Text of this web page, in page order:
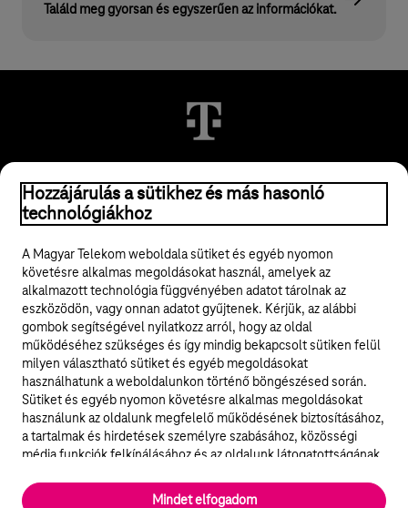
Találd meg gyorsan és egyszerűen az információkat.
© 2026 Magyar Telekom Nyrt.
ÁSZF
Adatvédelem
Felhívások
Hírlevél
Közösségi média
Cookie beállítások
Hozzájárulás a sütikhez és más hasonló
technológiákhoz
A Magyar Telekom weboldala sütiket és egyéb nyomon
követésre alkalmas megoldásokat használ, amelyek az
alkalmazott technológia függvényében adatot tárolnak az
eszközödön, vagy onnan adatot gyűjtenek. Kérjük, az alábbi
gombok segítségével nyilatkozz arról, hogy az oldal
működéséhez szükséges és így mindig bekapcsolt sütiken felül
milyen választható sütiket és egyéb megoldásokat
használhatunk a weboldalunkon történő böngészésed során.
Sütiket és egyéb nyomon követésre alkalmas megoldásokat
használunk az oldalunk megfelelő működésének biztosításához,
a tartalmak és hirdetések személyre szabásához, közösségi
média funkciók felkínálásához és az oldalunk látogatottságának
elengedhetetlenek a weboldal működéséhez és nem lehet
Mindet elfogadom